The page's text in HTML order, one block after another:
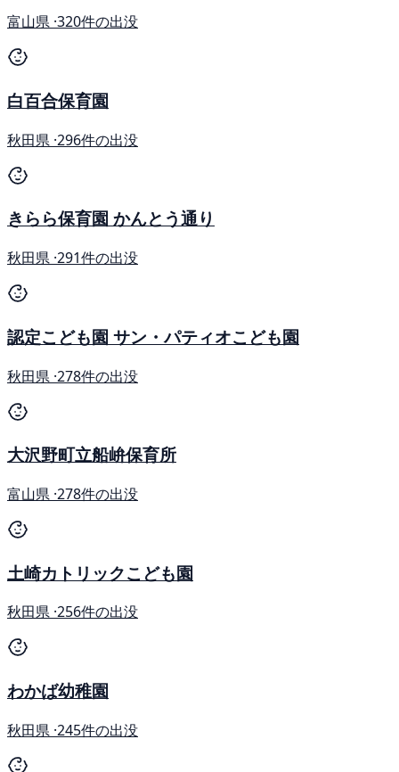
富山県 ·320件の出没
白百合保育園
秋田県 ·296件の出没
きらら保育園 かんとう通り
秋田県 ·291件の出没
認定こども園 サン・パティオこども園
秋田県 ·278件の出没
大沢野町立船峅保育所
富山県 ·278件の出没
土崎カトリックこども園
秋田県 ·256件の出没
わかば幼稚園
秋田県 ·245件の出没